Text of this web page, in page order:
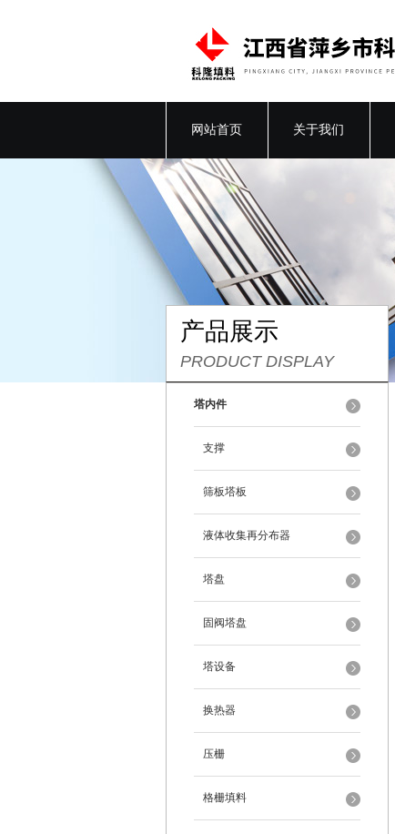
网站首页 关于我们
产品展示
PRODUCT DISPLAY
塔内件
支撑
筛板塔板
液体收集再分布器
塔盘
固阀塔盘
塔设备
换热器
压栅
格栅填料